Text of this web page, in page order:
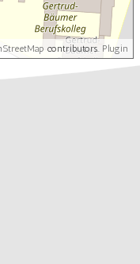
contributors.Plugin